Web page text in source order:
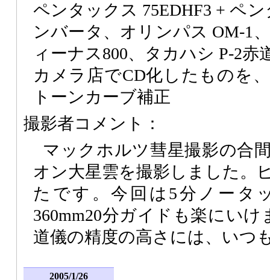
ペンタックス 75EDHF3 + ペ
ンバータ、オリンパス OM-1
ィーナス800、タカハシ P-2赤
カメラ店でCD化したものを
トーンカーブ補正
撮影者コメント：
マックホルツ彗星撮影の合
オン大星雲を撮影しました。
たです。今回は5分ノータ
360mm20分ガイドも楽にい
道儀の精度の高さには、いつ
2005/1/26